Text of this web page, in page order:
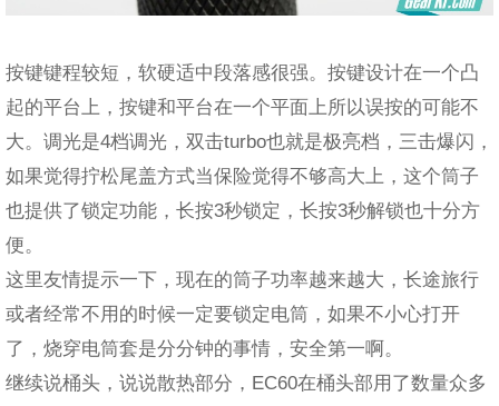
按键键程较短，软硬适中段落感很强。按键设计在一个凸
起的平台上，按键和平台在一个平面上所以误按的可能不
大。调光是4档调光，双击turbo也就是极亮档，三击爆闪，
如果觉得拧松尾盖方式当保险觉得不够高大上，这个筒子
也提供了锁定功能，长按3秒锁定，长按3秒解锁也十分方
便。
这里友情提示一下，现在的筒子功率越来越大，长途旅行
或者经常不用的时候一定要锁定电筒，如果不小心打开
了，烧穿电筒套是分分钟的事情，安全第一啊。
继续说桶头，说说散热部分，EC60在桶头部用了数量众多